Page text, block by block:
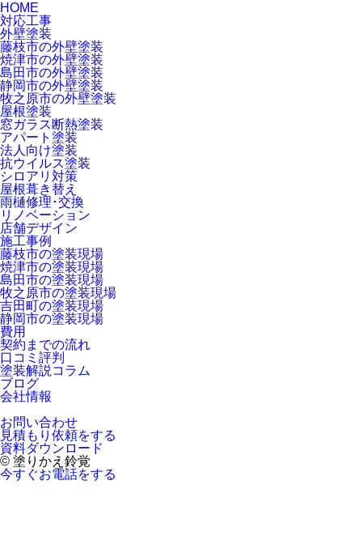
HOME
対応工事
外壁塗装
藤枝市の外壁塗装
焼津市の外壁塗装
島田市の外壁塗装
静岡市の外壁塗装
牧之原市の外壁塗装
屋根塗装
窓ガラス断熱塗装
アパート塗装
法人向け塗装
抗ウイルス塗装
シロアリ対策
屋根葺き替え
雨樋修理･交換
リノベーション
店舗デザイン
施工事例
藤枝市の塗装現場
焼津市の塗装現場
島田市の塗装現場
牧之原市の塗装現場
吉田町の塗装現場
静岡市の塗装現場
費用
契約までの流れ
口コミ評判
塗装解説コラム
ブログ
会社情報
お問い合わせ
見積もり依頼をする
資料ダウンロード
© 塗りかえ鈴覚
今すぐお電話をする